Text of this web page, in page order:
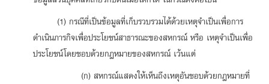
(1) กรณีที่เป็นข้อมูลที่เก็บรวบรวมได้ด้วยเหตุจำเป็นเพื่อการ
ดำเนินภารกิจเพื่อประโยชน์สาธารณะของสหกรณ์ หรือ เหตุจำเป็นเพื่อ
ประโยชน์โดยชอบด้วยกฎหมายของสหกรณ์ เว้นแต่
(ก) สหกรณ์แสดงให้เห็นถึงเหตุอันชอบด้วยกฎหมายที่